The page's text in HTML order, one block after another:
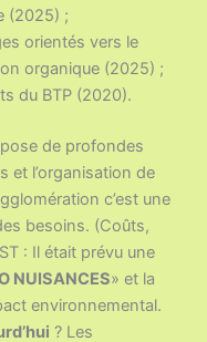
(2025) ;
orientés vers le
organique (2025) ;
du BTP (2020).
de profondes
et l’organisation de
c’est une
besoins. (Coûts,
: Il était prévu une
NUISANCES» et la
environnemental.
? Les